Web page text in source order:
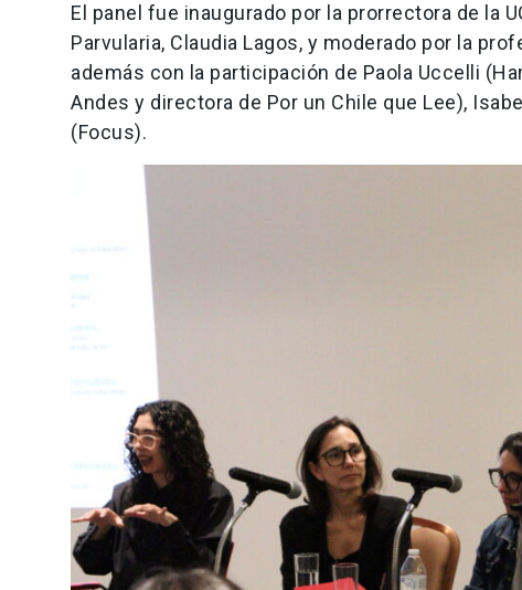
El panel fue inaugurado por la prorrectora de la
Parvularia, Claudia Lagos, y moderado por la
además con la participación de Paola Uccelli
Andes y directora de Por un Chile que Lee),
(Focus).